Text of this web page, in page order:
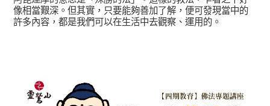
像相當艱深。但其實，只要能夠善加了解，便可發現當中的
許多內容，都是我們可以在生活中去觀察、運用的。